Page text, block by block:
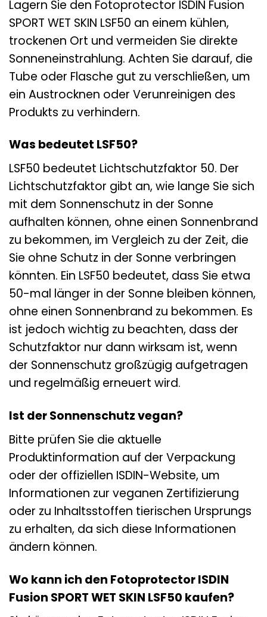
Lagern Sie den Fotoprotector ISDIN Fusion
SPORT WET SKIN LSF50 an einem kühlen,
trockenen Ort und vermeiden Sie direkte
Sonneneinstrahlung. Achten Sie darauf, die
Tube oder Flasche gut zu verschließen, um
ein Austrocknen oder Verunreinigen des
Produkts zu verhindern.
Was bedeutet LSF50?
LSF50 bedeutet Lichtschutzfaktor 50. Der
Lichtschutzfaktor gibt an, wie lange Sie sich
mit dem Sonnenschutz in der Sonne
aufhalten können, ohne einen Sonnenbrand
zu bekommen, im Vergleich zu der Zeit, die
Sie ohne Schutz in der Sonne verbringen
könnten. Ein LSF50 bedeutet, dass Sie etwa
50-mal länger in der Sonne bleiben können,
ohne einen Sonnenbrand zu bekommen. Es
ist jedoch wichtig zu beachten, dass der
Schutzfaktor nur dann wirksam ist, wenn
der Sonnenschutz großzügig aufgetragen
und regelmäßig erneuert wird.
Ist der Sonnenschutz vegan?
Bitte prüfen Sie die aktuelle
Produktinformation auf der Verpackung
oder der offiziellen ISDIN-Website, um
Informationen zur veganen Zertifizierung
oder zu Inhaltsstoffen tierischen Ursprungs
zu erhalten, da sich diese Informationen
ändern können.
Wo kann ich den Fotoprotector ISDIN
Fusion SPORT WET SKIN LSF50 kaufen?